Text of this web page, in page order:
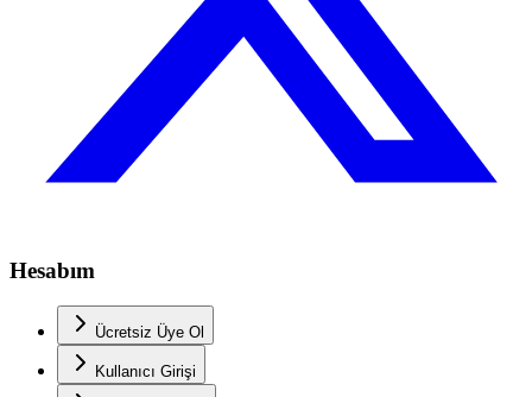
Hesabım
Ücretsiz Üye Ol
Kullanıcı Girişi